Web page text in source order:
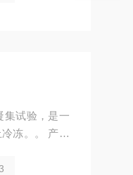
冻。。 产品